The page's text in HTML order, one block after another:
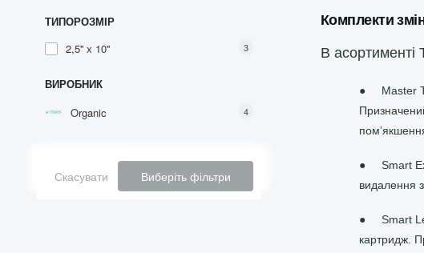
ТИПОРОЗМІР
2,5'' х 10''
3
ВИРОБНИК
Organic
4
Скасувати Виберіть фільтри
Комплекти
В асортименті
●
Master
●
Smart
видалення
●
Smart
картридж.